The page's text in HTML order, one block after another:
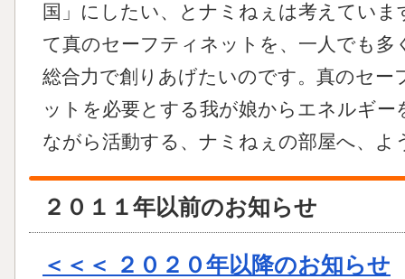
国」にしたい、とナミねぇは考えていま
て真のセーフティネットを、一人でも多
総合力で創りあげたいのです。真のセー
ットを必要とする我が娘からエネルギー
ながら活動する、ナミねぇの部屋へ、よ
２０１１年以前のお知らせ
＜＜＜ ２０２０年以降のお知らせ